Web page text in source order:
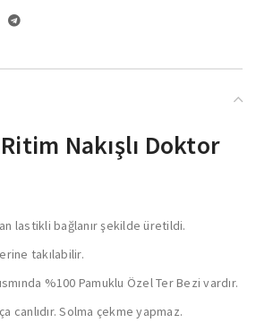
Nakışlı Doktor
lastikli bağlanır şekilde üretildi.
takılabilir.
%100 Pamuklu Özel Ter Bezi vardır.
canlıdır. Solma çekme yapmaz.